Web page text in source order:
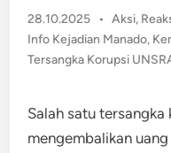
28.10.2025 • Posted
in
Aksi,
Info Kejadian Manado,
Tersangka Korupsi
Salah satu
mengembalikan